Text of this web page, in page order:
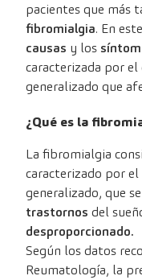
pacientes que más
fibromialgia. En
causas y los
caracterizada por
generalizado que
¿Qué es la
La fibromialgia
caracterizado por
generalizado, que
trastornos del
desproporcionado.
Según los datos
Reumatología, la